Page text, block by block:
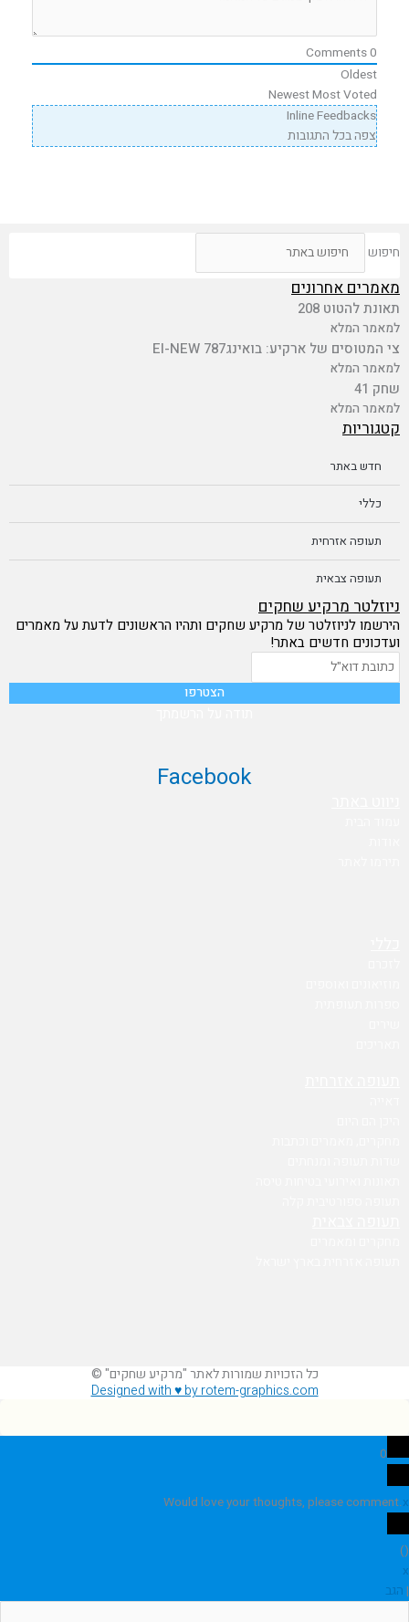
0
Oldest
NewestMost Voted
Inline Feedbacks
צפה בכל התגובות
חיפוש
מאמרים אחרונים
תאונת להטוט 208
למאמר המלא
צי המטוסים של ארקיע: בואינג787 EI-NEW
למאמר המלא
שחק 41
למאמר המלא
קטגוריות
חדש באתר
כללי
תעופה אזרחית
תעופה צבאית
ניוזלטר מרקיע שחקים
הירשמו לניוזלטר של מרקיע שחקים ותהיו הראשונים לדעת על מאמרים
ועדכונים חדשים באתר!
Facebook
כל הזכויות שמורות לאתר "מרקיע שחקים" ©
Designed with ♥ by rotem-graphics.com
0
Would love your thoughts, please comment.x
(
)
x
| הגב